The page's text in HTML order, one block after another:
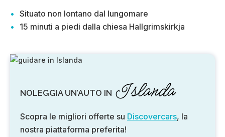
Situato non lontano dal lungomare
15 minuti a piedi dalla chiesa Hallgrimskirkja
NOLEGGIA UN’AUTO IN Islanda
Scopra le migliori offerte su Discovercars, la
nostra piattaforma preferita!